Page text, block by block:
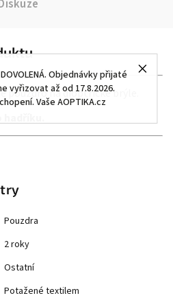
Objednávky přijaté
vyřizovat až od 17.8.2026.
Vaše AOPTIKA.cz
pouzdro na dioptrické brýle.
Pouzdra
2 roky
Ostatní
Potažené textilem